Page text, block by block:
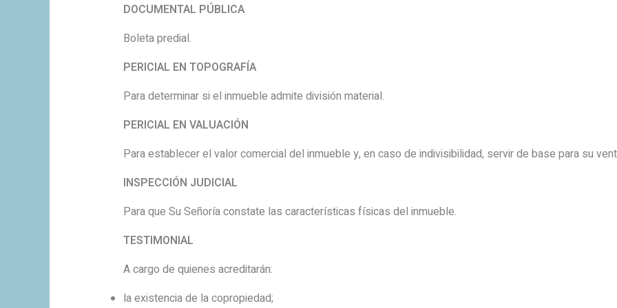
DOCUMENTAL PÚBLICA
Boleta predial.
PERICIAL EN TOPOGRAFÍA
Para determinar si el inmueble admite división material.
PERICIAL EN VALUACIÓN
Para establecer el valor comercial del inmueble y, en caso de indivisibilidad, servir de base para su
INSPECCIÓN JUDICIAL
Para que Su Señoría constate las características físicas del inmueble.
TESTIMONIAL
A cargo de quienes acreditarán:
la existencia de la copropiedad;